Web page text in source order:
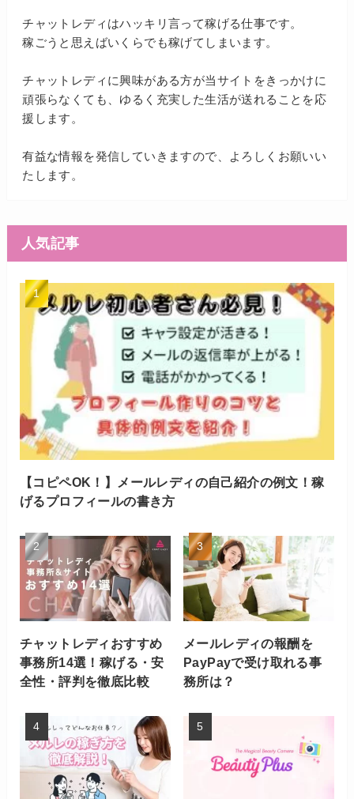
チャットレディはハッキリ言って稼げる仕事です。
稼ごうと思えばいくらでも稼げてしまいます。
チャットレディに興味がある方が当サイトをきっかけに
頑張らなくても、ゆるく充実した生活が送れることを応
援します。
有益な情報を発信していきますので、よろしくお願いい
たします。
人気記事
【コピペOK！】メールレディの自己紹介の例文！稼
げるプロフィールの書き方
チャットレディおすすめ
事務所14選！稼げる・安
全性・評判を徹底比較
メールレディの報酬を
PayPayで受け取れる事
務所は？